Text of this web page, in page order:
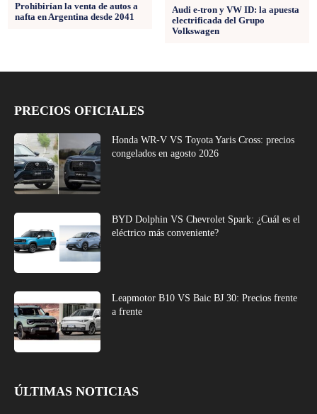
Prohibirían la venta de autos a
nafta en Argentina desde 2041
Audi e-tron y VW ID: la apuesta
electrificada del Grupo
Volkswagen
PRECIOS OFICIALES
Honda WR-V VS Toyota Yaris Cross: precios
congelados en agosto 2026
BYD Dolphin VS Chevrolet Spark: ¿Cuál es el
eléctrico más conveniente?
Leapmotor B10 VS Baic BJ 30: Precios frente
a frente
ÚLTIMAS NOTICIAS